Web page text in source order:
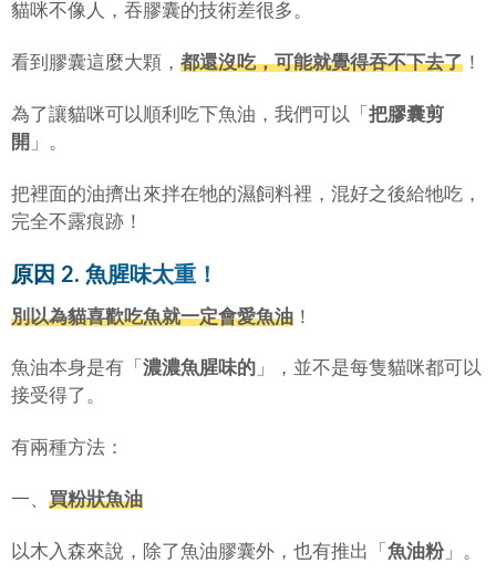
貓咪不像人，吞膠囊的技術差很多。
看到膠囊這麼大顆， 都還沒吃，可能就覺得吞不下去了 ！
為了讓貓咪可以順利吃下魚油，我們可以「 把膠囊剪
開 」。
把裡面的油擠出來拌在牠的濕飼料裡，混好之後給牠吃，
完全不露痕跡！
原因 2. 魚腥味太重！
別以為貓喜歡吃魚就一定會愛魚油 ！
魚油本身是有「 濃濃魚腥味的 」，並不是每隻貓咪都可以
接受得了。
有兩種方法：
一、 買粉狀魚油
以木入森來說，除了魚油膠囊外，也有推出「 魚油粉」。